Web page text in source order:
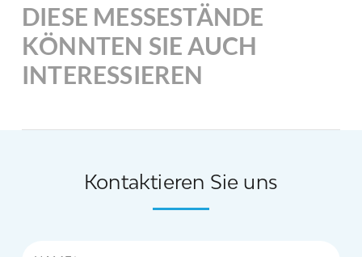
DIESE MESSESTÄNDE
KÖNNTEN SIE AUCH
INTERESSIEREN
Kontaktieren Sie uns